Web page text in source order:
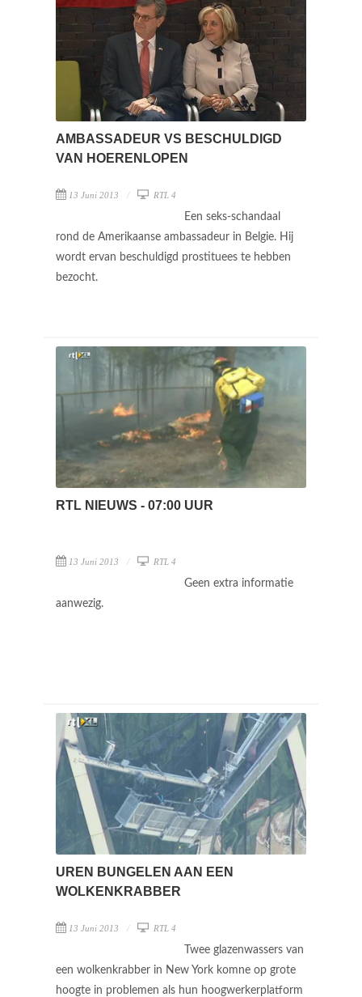
AMBASSADEUR VS BESCHULDIGD
VAN HOERENLOPEN
13 Juni 2013 RTL 4
Een seks-schandaal
rond de Amerikaanse ambassadeur in Belgie. Hij
wordt ervan beschuldigd prostituees te hebben
bezocht.
RTL NIEUWS - 07:00 UUR
13 Juni 2013 RTL 4
Geen extra informatie
aanwezig.
UREN BUNGELEN AAN EEN
WOLKENKRABBER
13 Juni 2013 RTL 4
Twee glazenwassers van
een wolkenkrabber in New York komne op grote
hoogte in problemen als hun hoogwerkerplatform